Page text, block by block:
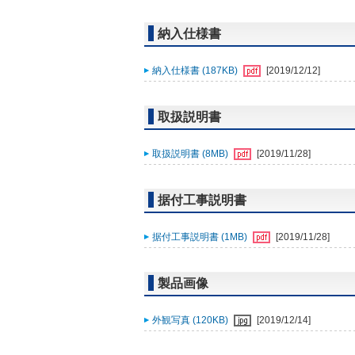
納入仕様書
納入仕様書 (187KB) [2019/12/12]
取扱説明書
取扱説明書 (8MB) [2019/11/28]
据付工事説明書
据付工事説明書 (1MB) [2019/11/28]
製品画像
外観写真 (120KB) [2019/12/14]